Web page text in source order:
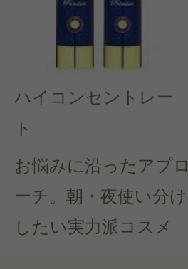
ハイコンセントレー
ト
お悩みに沿ったアプロ
ーチ。朝・夜使い分け
したい実力派コスメ